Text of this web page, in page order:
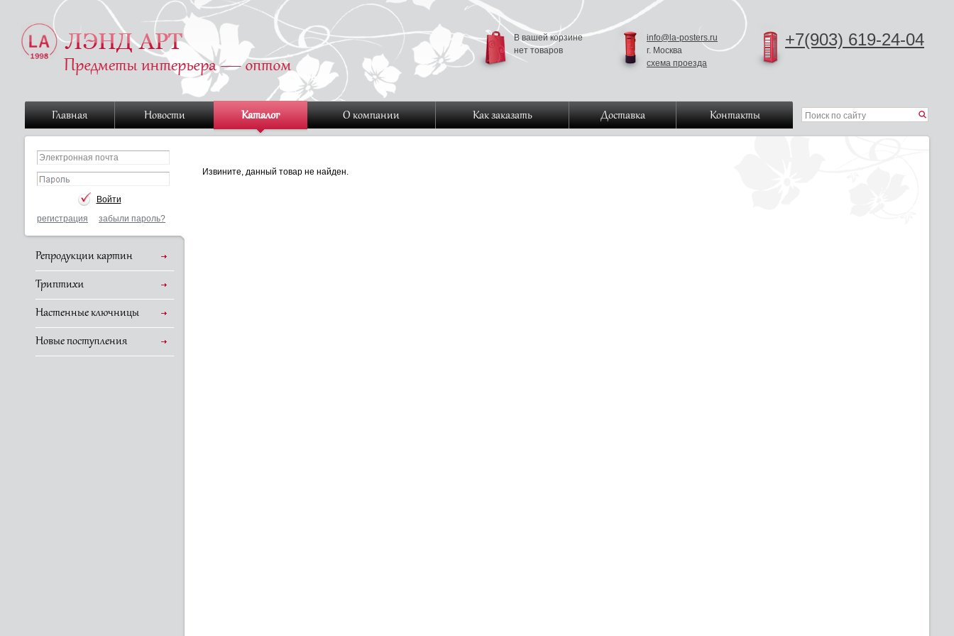
+7(903) 619-24-04
info@la-posters.ru
г. Москва
схема проезда
В вашей корзине
нет товаров
Главная Новости Каталог О компании Как заказать Доставка Контакты
регистрация забыли пароль?
Репродукции картин
Триптихи
Настенные ключницы
Новые поступления
Извините, данный товар не найден.